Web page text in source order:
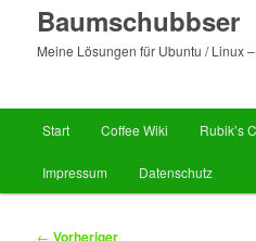
Baumschubbser
Meine Lösungen für Ubuntu / Linux
Zum
primären
Start Coffee Wiki Rubik’s
Impressum Datenschutz
Beitragsnavigation
← Vorheriger